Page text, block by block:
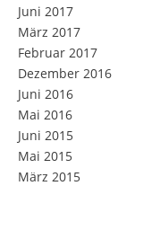
Juni 2017
März 2017
Februar 2017
Dezember 2016
Juni 2016
Mai 2016
Juni 2015
Mai 2015
März 2015